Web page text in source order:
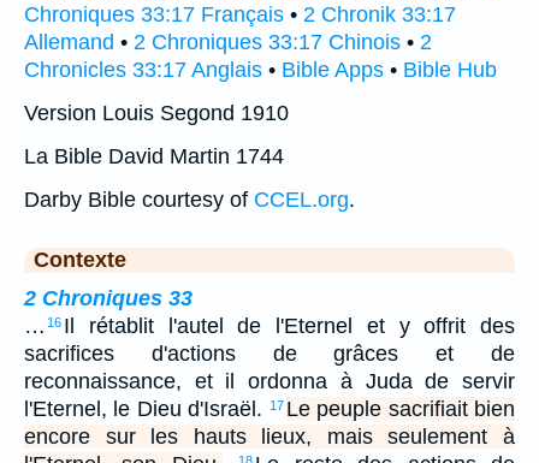
Chroniques 33:17 Français • 2 Chronik 33:17
Allemand • 2 Chroniques 33:17 Chinois • 2
Chronicles 33:17 Anglais • Bible Apps • Bible Hub
Version Louis Segond 1910
La Bible David Martin 1744
Darby Bible courtesy of CCEL.org.
Contexte
2 Chroniques 33
… 16 Il rétablit l'autel de l'Eternel et y offrit des
sacrifices d'actions de grâces et de
reconnaissance, et il ordonna à Juda de servir
l'Eternel, le Dieu d'Israël.
17 Le peuple sacrifiait bien
encore sur les hauts lieux, mais seulement à